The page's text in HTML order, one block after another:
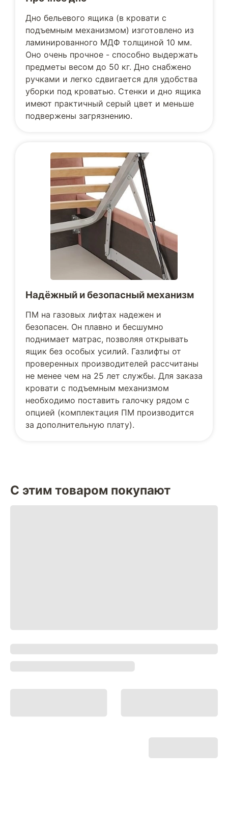
Дно бельевого ящика (в кровати с
подъемным механизмом) изготовлено из
ламинированного МДФ толщиной 10 мм.
Оно очень прочное - способно выдержать
предметы весом до 50 кг. Дно снабжено
ручками и легко сдвигается для удобства
уборки под кроватью. Стенки и дно ящика
имеют практичный серый цвет и меньше
подвержены загрязнению.
Надёжный и безопасный механизм
ПМ на газовых лифтах надежен и
безопасен. Он плавно и бесшумно
поднимает матрас, позволяя открывать
ящик без особых усилий. Газлифты от
проверенных производителей рассчитаны
не менее чем на 25 лет службы. Для заказа
кровати с подъемным механизмом
необходимо поставить галочку рядом с
опцией (комплектация ПМ производится
за дополнительную плату).
С этим товаром покупают